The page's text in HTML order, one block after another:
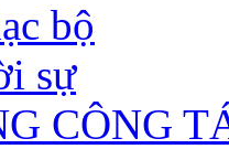
bộ
sự
CÔNG